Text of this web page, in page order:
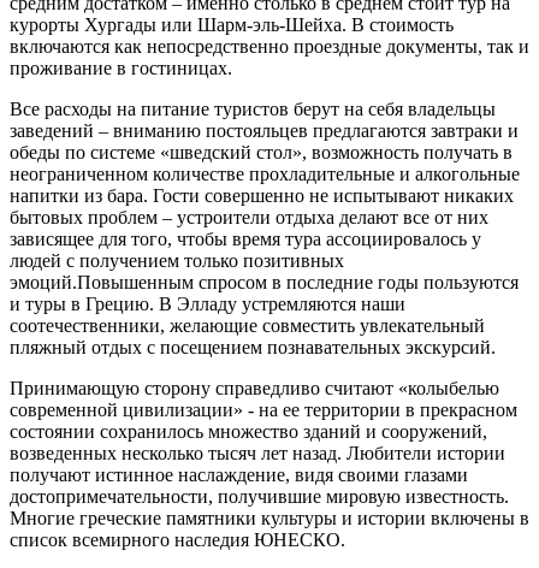
курорты Хургады или Шарм-эль-Шейха. В стоимость
включаются как непосредственно проездные документы, так и
проживание в гостиницах.
Все расходы на питание туристов берут на себя владельцы
заведений – вниманию постояльцев предлагаются завтраки и
обеды по системе «шведский стол», возможность получать в
неограниченном количестве прохладительные и алкогольные
напитки из бара. Гости совершенно не испытывают никаких
бытовых проблем – устроители отдыха делают все от них
зависящее для того, чтобы время тура ассоциировалось у
людей с получением только позитивных
эмоций.Повышенным спросом в последние годы пользуются
и туры в Грецию. В Элладу устремляются наши
соотечественники, желающие совместить увлекательный
пляжный отдых с посещением познавательных экскурсий.
Принимающую сторону справедливо считают «колыбелью
современной цивилизации» - на ее территории в прекрасном
состоянии сохранилось множество зданий и сооружений,
возведенных несколько тысяч лет назад. Любители истории
получают истинное наслаждение, видя своими глазами
достопримечательности, получившие мировую известность.
Многие греческие памятники культуры и истории включены в
список всемирного наследия ЮНЕСКО.